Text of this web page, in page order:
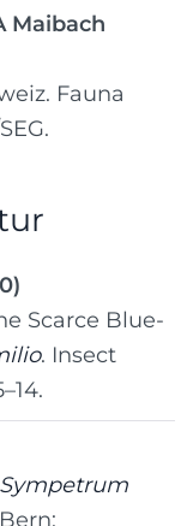
Maibach
Fauna
Scarce Blue-
. Insect
Sympetrum